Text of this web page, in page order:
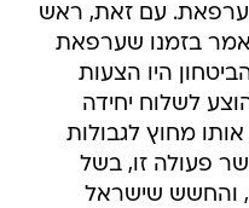
עם זאת, ראש
אמר בזמנו שערפאת
היו הצעות
לשלוח יחידה
מחוץ לגבולות
פעולה זו, בשל
והחשש שישראל